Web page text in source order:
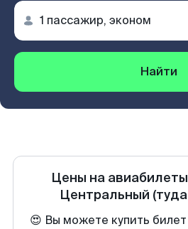
Найти
Цены на авиабилеты
Центральный
😍 Вы можете купить